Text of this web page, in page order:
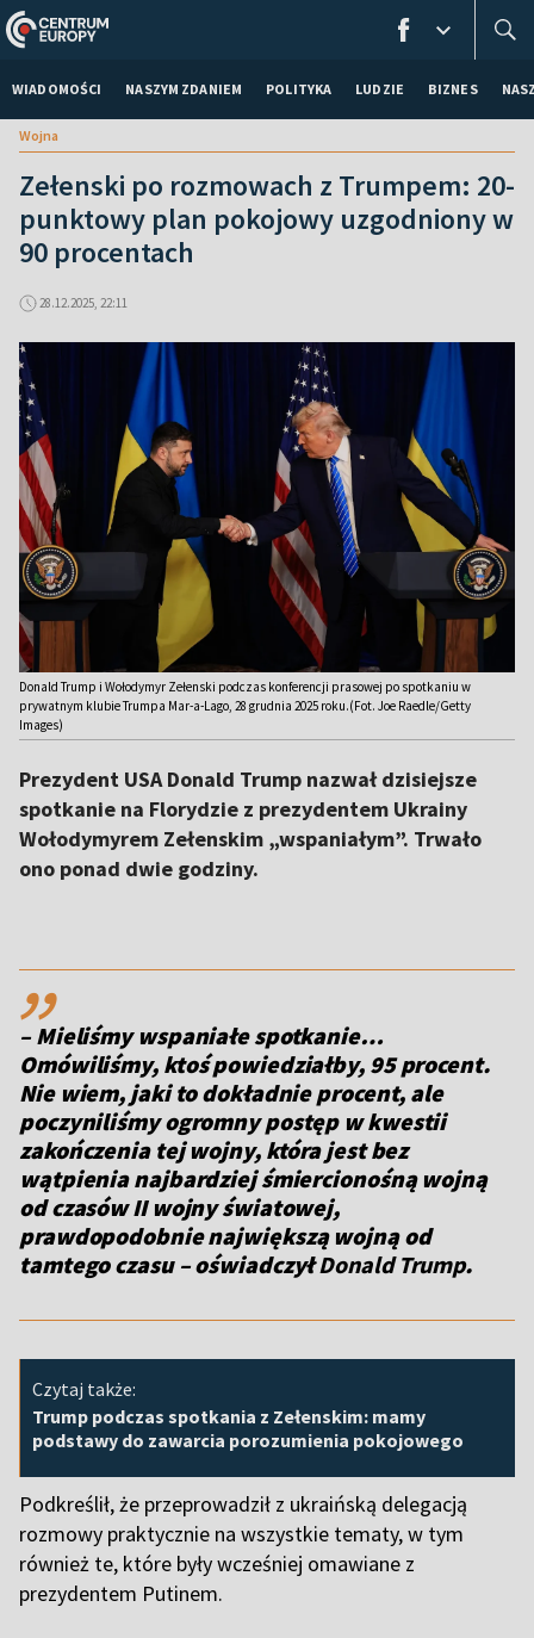
WIADOMOŚCI NASZYM ZDANIEM POLITYKA LUDZIE BIZNES
Wojna
Zełenski po rozmowach z Trumpem: 20-
punktowy plan pokojowy uzgodniony w
90 procentach
28.12.2025, 22:11
Donald Trump i Wołodymyr Zełenski podczas konferencji prasowej po spotkaniu w
prywatnym klubie Trumpa Mar-a-Lago, 28 grudnia 2025 roku.(Fot. Joe Raedle/Getty
Images)
Prezydent USA Donald Trump nazwał dzisiejsze
spotkanie na Florydzie z prezydentem Ukrainy
Wołodymyrem Zełenskim „wspaniałym”. Trwało
ono ponad dwie godziny.
,,
– Mieliśmy wspaniałe spotkanie…
Omówiliśmy, ktoś powiedziałby, 95 procent.
Nie wiem, jaki to dokładnie procent, ale
poczyniliśmy ogromny postęp w kwestii
zakończenia tej wojny, która jest bez
wątpienia najbardziej śmiercionośną wojną
od czasów II wojny światowej,
prawdopodobnie największą wojną od
tamtego czasu – oświadczyłDonald Trump.
Czytaj także:
Trump podczas spotkania z Zełenskim: mamy
podstawy do zawarcia porozumienia pokojowego
Podkreślił, że przeprowadził z ukraińską delegacją
rozmowy praktycznie na wszystkie tematy, w tym
również te, które były wcześniej omawiane z
prezydentem Putinem.